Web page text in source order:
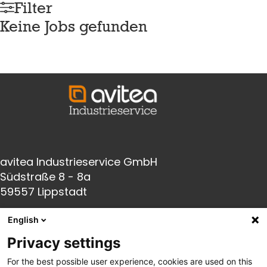
Filter
Keine Jobs gefunden
avitea Industrieservice GmbH
Südstraße 8 - 8a
59557 Lippstadt
Fon:+49(0) 2941 66005-0
Fax: +49(0) 2941 66005-140
English
Privacy settings
For the best possible user experience, cookies are used on this